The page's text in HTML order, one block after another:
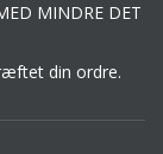
MINDRE DET
din ordre.